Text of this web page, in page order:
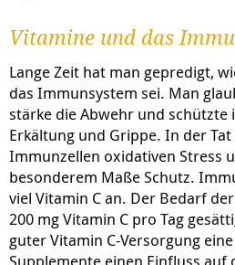
Vitamine und das
Lange Zeit hat man gepredigt,
das Immunsystem sei. Man
stärke die Abwehr und schützte
Erkältung und Grippe. In der
Immunzellen oxidativen Stress
besonderem Maße Schutz.
viel Vitamin C an. Der Bedarf
200 mg Vitamin C pro Tag
guter Vitamin C-Versorgung
Supplemente einen Einfluss auf